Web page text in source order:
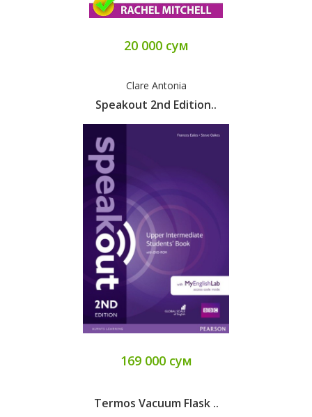
20 000 сум
Clare Antonia
Speakout 2nd Edition..
169 000 сум
Termos Vacuum Flask ..